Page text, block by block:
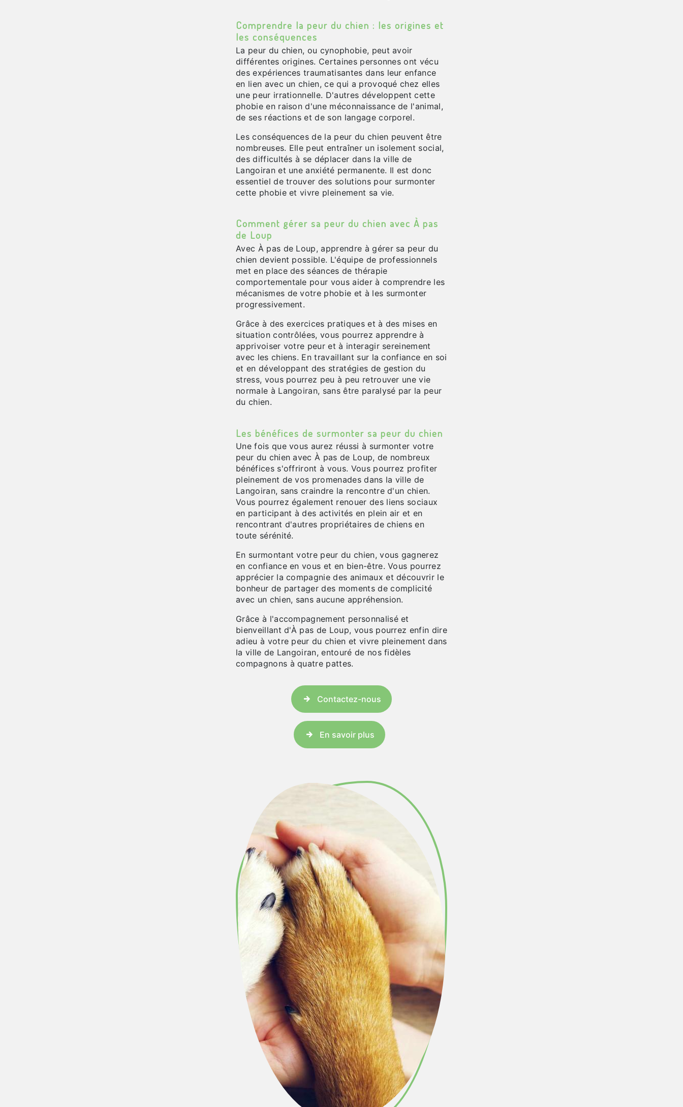
Comprendre la peur du chien : les origines et
les conséquences
La peur du chien, ou cynophobie, peut avoir
différentes origines. Certaines personnes ont vécu
des expériences traumatisantes dans leur enfance
en lien avec un chien, ce qui a provoqué chez elles
une peur irrationnelle. D'autres développent cette
phobie en raison d'une méconnaissance de l'animal,
de ses réactions et de son langage corporel.
Les conséquences de la peur du chien peuvent être
nombreuses. Elle peut entraîner un isolement social,
des difficultés à se déplacer dans la ville de
Langoiran et une anxiété permanente. Il est donc
essentiel de trouver des solutions pour surmonter
cette phobie et vivre pleinement sa vie.
Comment gérer sa peur du chien avec À pas
de Loup
Avec À pas de Loup, apprendre à gérer sa peur du
chien devient possible. L'équipe de professionnels
met en place des séances de thérapie
comportementale pour vous aider à comprendre les
mécanismes de votre phobie et à les surmonter
progressivement.
Grâce à des exercices pratiques et à des mises en
situation contrôlées, vous pourrez apprendre à
apprivoiser votre peur et à interagir sereinement
avec les chiens. En travaillant sur la confiance en soi
et en développant des stratégies de gestion du
stress, vous pourrez peu à peu retrouver une vie
normale à Langoiran, sans être paralysé par la peur
du chien.
Les bénéfices de surmonter sa peur du chien
Une fois que vous aurez réussi à surmonter votre
peur du chien avec À pas de Loup, de nombreux
bénéfices s'offriront à vous. Vous pourrez profiter
pleinement de vos promenades dans la ville de
Langoiran, sans craindre la rencontre d'un chien.
Vous pourrez également renouer des liens sociaux
en participant à des activités en plein air et en
rencontrant d'autres propriétaires de chiens en
toute sérénité.
En surmontant votre peur du chien, vous gagnerez
en confiance en vous et en bien-être. Vous pourrez
apprécier la compagnie des animaux et découvrir le
bonheur de partager des moments de complicité
avec un chien, sans aucune appréhension.
Grâce à l'accompagnement personnalisé et
bienveillant d'À pas de Loup, vous pourrez enfin dire
adieu à votre peur du chien et vivre pleinement dans
la ville de Langoiran, entouré de nos fidèles
compagnons à quatre pattes.
En savoir plus
Contactez-nous